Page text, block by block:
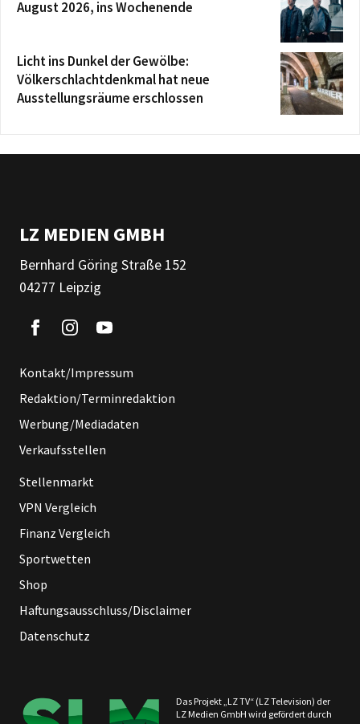
August 2026, ins Wochenende
Licht ins Dunkel der Gewölbe:
Völkerschlachtdenkmal hat neue
Ausstellungsräume erschlossen
LZ MEDIEN GMBH
Bernhard Göring Straße 152
04277 Leipzig
Kontakt/Impressum
Redaktion/Terminredaktion
Werbung/Mediadaten
Verkaufsstellen
Stellenmarkt
VPN Vergleich
Finanz Vergleich
Sportwetten
Shop
Haftungsausschluss/Disclaimer
Datenschutz
Das Projekt „LZ TV“ (LZ Television) der
LZ Medien GmbH wird gefördert durch